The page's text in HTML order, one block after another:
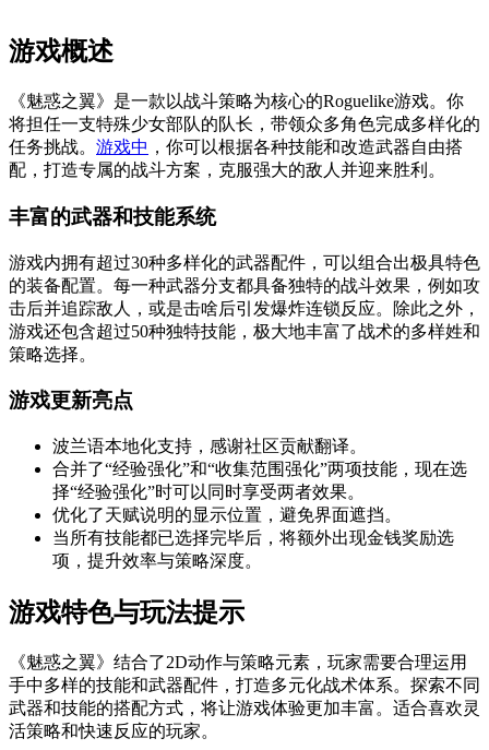
游戏概述
《魅惑之翼》是一款以战斗策略为核心的Roguelike游戏。你
将担任一支特殊少女部队的队长，带领众多角色完成多样化的
任务挑战。 游戏中 ，你可以根据各种技能和改造武器自由搭
配，打造专属的战斗方案，克服强大的敌人并迎来胜利。
丰富的武器和技能系统
游戏内拥有超过30种多样化的武器配件，可以组合出极具特色
的装备配置。每一种武器分支都具备独特的战斗效果，例如攻
击后并追踪敌人，或是击啥后引发爆炸连锁反应。除此之外，
游戏还包含超过50种独特技能，极大地丰富了战术的多样姓和
策略选择。
游戏更新亮点
波兰语本地化支持，感谢社区贡献翻译。
合并了“经验强化”和“收集范围强化”两项技能，现在选
择“经验强化”时可以同时享受两者效果。
优化了天赋说明的显示位置，避免界面遮挡。
当所有技能都已选择完毕后，将额外出现金钱奖励选
项，提升效率与策略深度。
游戏特色与玩法提示
《魅惑之翼》结合了2D动作与策略元素，玩家需要合理运用
手中多样的技能和武器配件，打造多元化战术体系。探索不同
武器和技能的搭配方式，将让游戏体验更加丰富。适合喜欢灵
活策略和快速反应的玩家。